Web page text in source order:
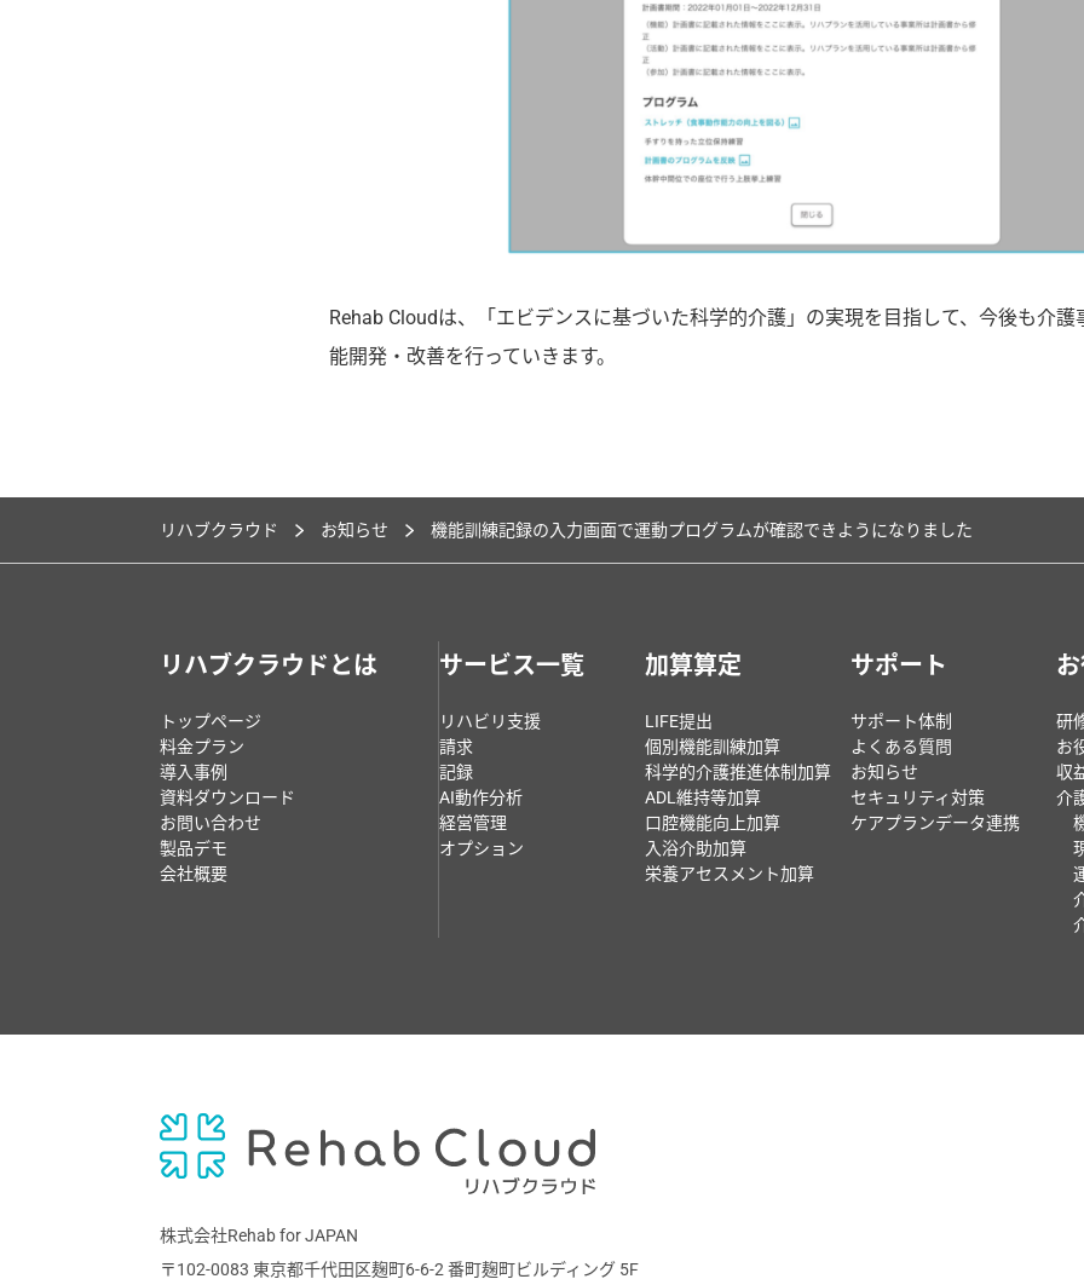
Rehab Cloudは、「エビデンスに基づいた科学的介護」の実現を目指して、今後も介
能開発・改善を行っていきます。
リハブクラウド お知らせ 機能訓練記録の入力画面で運動プログラムが確認できようになりました
リハブクラウドとは
トップページ
料金プラン
導入事例
資料ダウンロード
お問い合わせ
製品デモ
会社概要
サービス一覧
リハビリ支援
請求
記録
AI動作分析
経営管理
オプション
加算算定
LIFE提出
個別機能訓練加算
科学的介護推進体制加算
ADL維持等加算
口腔機能向上加算
入浴介助加算
栄養アセスメント加算
サポート
サポート体制
よくある質問
お知らせ
セキュリティ対策
ケアプランデータ連携
研
お
収
介
株式会社Rehab for JAPAN
〒102-0083 東京都千代田区麹町6-6-2 番町麹町ビルディング 5F